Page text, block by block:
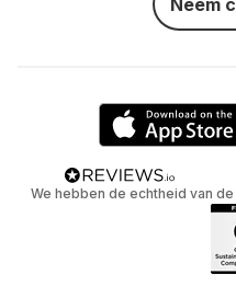
Neem
We hebben de echtheid van